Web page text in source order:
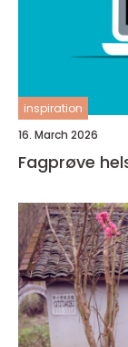
inspiration
16. March 2026